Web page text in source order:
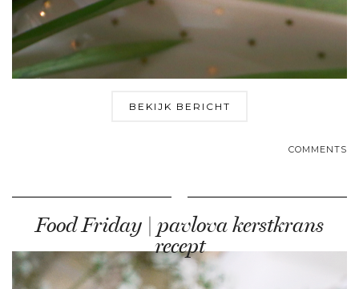
BEKIJK BERICHT
COMMENTS
Food Friday | pavlova kerstkrans
recept